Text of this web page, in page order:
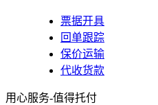
票据开具
回单跟踪
保价运输
代收货款
用心服务-值得托付